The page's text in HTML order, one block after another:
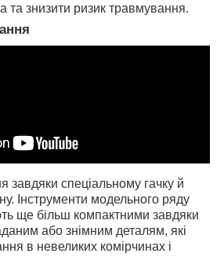
та знизити ризик травмування.
завдяки спеціальному гачку й
Інструменти модельного ряду
ще більш компактними завдяки
або знімним деталям, які
в невеликих комірчинах і